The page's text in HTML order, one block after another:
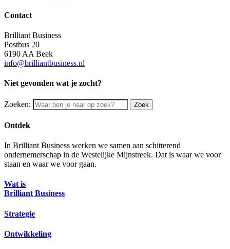
Contact
Brilliant Business
Postbus 20
6190 AA Beek
info@brilliantbusiness.nl
Niet gevonden wat je zocht?
Zoeken: Zoek
Ontdek
In Brilliant Business werken we samen aan schitterend
ondernemerschap in de Westelijke Mijnstreek. Dat is waar we voor
staan en waar we voor gaan.
Wat is
Brilliant Business
Strategie
Ontwikkeling